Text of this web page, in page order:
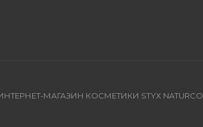
МАГАЗИН КОСМЕТИКИ STYX